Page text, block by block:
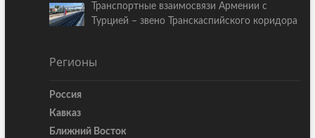
Транспортные взаимосвязи Армении с
Турцией – звено Транскаспийского коридора
Регионы
Россия
Кавказ
Ближний Восток